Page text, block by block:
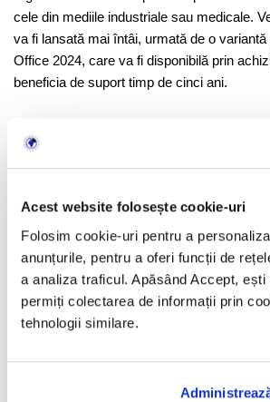
Acest website folosește cookie-uri
Folosim cookie-uri pentru a
anunțurile, pentru a oferi funcții de
a analiza traficul. Apăsând Accept, ești
permiți colectarea de informații prin
tehnologii similare.
cele din mediile industriale sau medicale.
va fi lansată mai întâi, urmată de o
Office 2024, care va fi disponibilă prin
beneficia de suport timp de cinci ani.
Noul Office va fi compatibil cu macOS,
11, disponibil în versiuni de 32 și 64 de biți.
Cu toate acestea, Microsoft a reiterat
versiuni fără abonament ale Office-ului în
necesitatea de a răspunde nevoilor